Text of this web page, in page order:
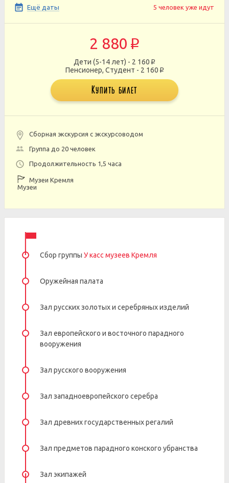
Ещё даты 5 человек уже идут
2 880 p
Дети (5-14 лет) - 2 160 p
Пенсионер, Студент - 2 160 p
Купить билет
Сборная экскурсия с экскурсоводом
Группа до 20 человек
Продолжительность 1,5 часа
Музеи Кремля
Музеи
Сбор группы У касс музеев Кремля
Оружейная палата
Зал русских золотых и серебряных изделий
Зал европейского и восточного парадного
вооружения
Зал русского вооружения
Зал западноевропейского серебра
Зал древних государственных регалий
Зал предметов парадного конского убранства
Зал экипажей